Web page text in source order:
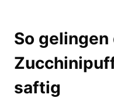
So gelingen
saftig